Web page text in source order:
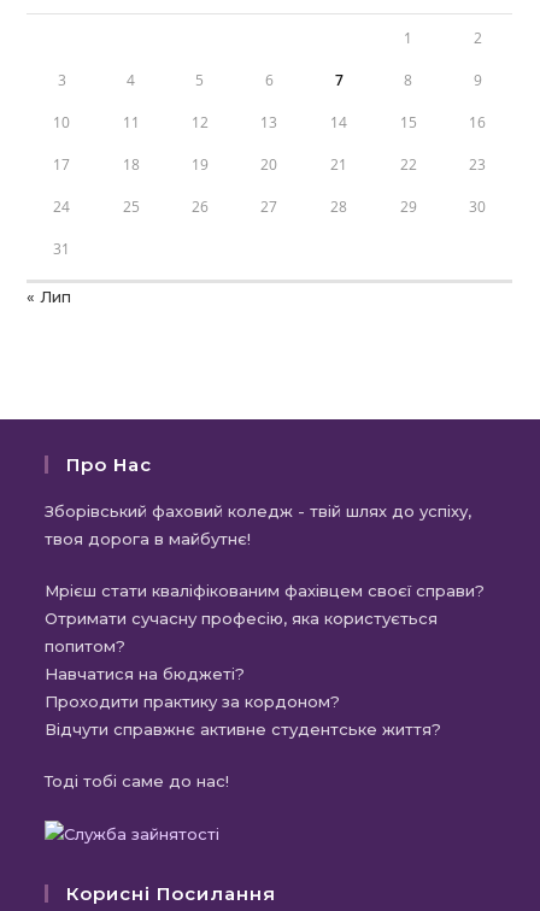
1 2
3 4 5 6 7 8 9
10 11 12 13 14 15 16
17 18 19 20 21 22 23
24 25 26 27 28 29 30
31
« Лип
Про Нас
Зборівський фаховий коледж - твій шлях до успіху,
твоя дорога в майбутнє!
Мрієш стати кваліфікованим фахівцем своєї справи?
Отримати сучасну професію, яка користується
попитом?
Навчатися на бюджеті?
Проходити практику за кордоном?
Відчути справжнє активне студентське життя?
Тоді тобі саме до нас!
Корисні Посилання